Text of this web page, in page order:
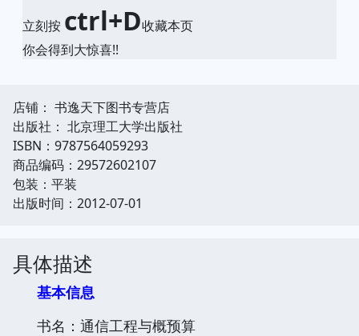
立刻按 ctrl+D收藏本页
你会得到大惊喜!!
店铺： 书逸天下图书专营店
出版社： 北京理工大学出版社
ISBN：9787564059293
商品编码：29572602107
包装：平装
出版时间：2012-07-01
具体描述
基本信息
书名：通信工程与概预算